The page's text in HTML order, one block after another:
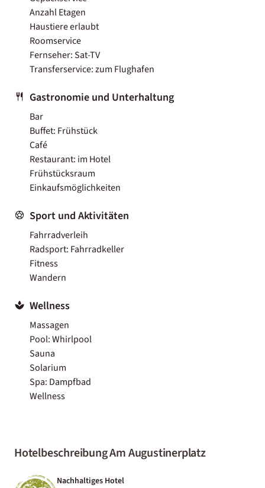
Anzahl Etagen
Haustiere erlaubt
Roomservice
Fernseher: Sat-TV
Transferservice: zum Flughafen
Gastronomie und Unterhaltung
Bar
Buffet: Frühstück
Café
Restaurant: im Hotel
Frühstücksraum
Einkaufsmöglichkeiten
Sport und Aktivitäten
Fahrradverleih
Radsport: Fahrradkeller
Fitness
Wandern
Wellness
Massagen
Pool: Whirlpool
Sauna
Solarium
Spa: Dampfbad
Wellness
Hotelbeschreibung Am Augustinerplatz
Nachhaltiges Hotel